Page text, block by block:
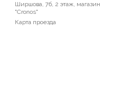
Ширшова, 7б, 2 этаж, магазин
"Cronos"
Карта проезда